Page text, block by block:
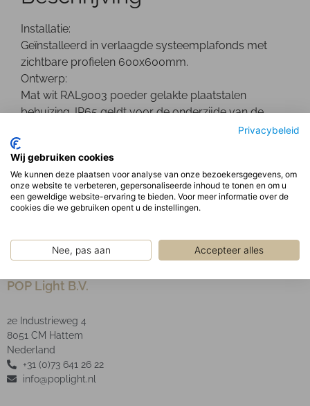
Privacybeleid
Wij gebruiken cookies
We kunnen deze plaatsen voor analyse van onze bezoekersgegevens, om
onze website te verbeteren, gepersonaliseerde inhoud te tonen en om u
een geweldige website-ervaring te bieden. Voor meer informatie over de
cookies die we gebruiken opent u de instellingen.
Nee, pas aan Accepteer alles
Installatie:
Geïnstalleerd in verlaagde systeemplafonds met
zichtbare profielen 600x600mm.
Ontwerp:
Mat wit RAL9003 poeder gelakte plaatstalen
behuizing. IP65 geldt voor de onderzijde van de
behuizing. Voor de bovenzijde geldt een IP65.
Opaal PMMA diffuser in een aluminium frame,
bevestigd aan de behuizing met schroeven en
afgesloten is door middel van siliconen.
POP Light B.V.
2e Industrieweg 4
8051 CM Hattem
Nederland
+31 (0)73 641 26 22
info@poplight.nl